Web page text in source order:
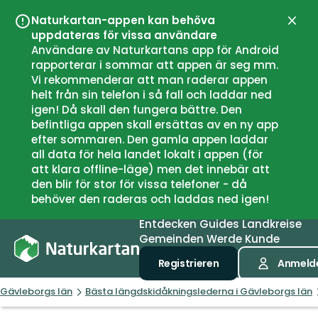
Naturkartan-appen kan behöva
uppdateras för vissa användare
Användare av Naturkartans app för Android
rapporterar i sommar att appen är seg mm.
Vi rekommenderar att man raderar appen
helt från sin telefon i så fall och laddar ned
igen! Då skall den fungera bättre. Den
befintliga appen skall ersättas av en ny app
efter sommaren. Den gamla appen laddar
all data för hela landet lokalt i appen (för
att klara offline-läge) men det innebär att
den blir för stor för vissa telefoner - då
behöver den raderas och laddas ned igen!
EntdeckenGuidesLandkreise
Gemeinden Werde Kunde
Registrieren
Gävleborgs län Bästa längdskidåkningslederna i Gävleborgs län